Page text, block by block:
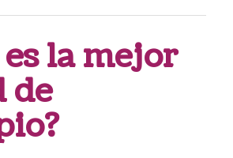
es la mejor
de